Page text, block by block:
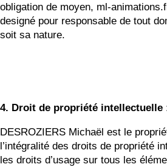
obligation de moyen, ml-
designé pour responsable de tout
soit sa nature.
4. Droit de propriété intellectuelle
DESROZIERS Michaël est le
l’intégralité des droits de propriété
les droits d’usage sur tous les